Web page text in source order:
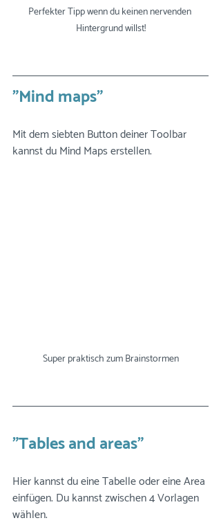
Perfekter Tipp wenn du keinen nervenden
Hintergrund willst!
"Mind maps"
Mit dem siebten Button deiner Toolbar
kannst du Mind Maps erstellen.
Super praktisch zum Brainstormen
"Tables and areas"
Hier kannst du eine Tabelle oder eine Area
einfügen. Du kannst zwischen 4 Vorlagen
wählen.